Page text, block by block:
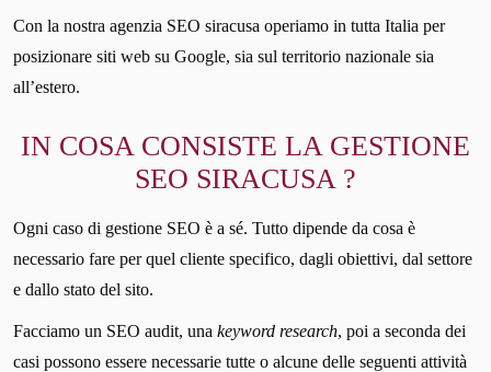
Con la nostra agenzia SEO siracusa operiamo in tutta Italia per
posizionare siti web su Google, sia sul territorio nazionale sia
all’estero.
IN COSA CONSISTE LA GESTIONE
SEO SIRACUSA ?
Ogni caso di gestione SEO è a sé. Tutto dipende da cosa è
necessario fare per quel cliente specifico, dagli obiettivi, dal settore
e dallo stato del sito.
Facciamo un SEO audit, una keyword research, poi a seconda dei
casi possono essere necessarie tutte o alcune delle seguenti attività